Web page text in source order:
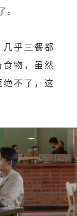
乎三餐都
物，虽然
不了，这